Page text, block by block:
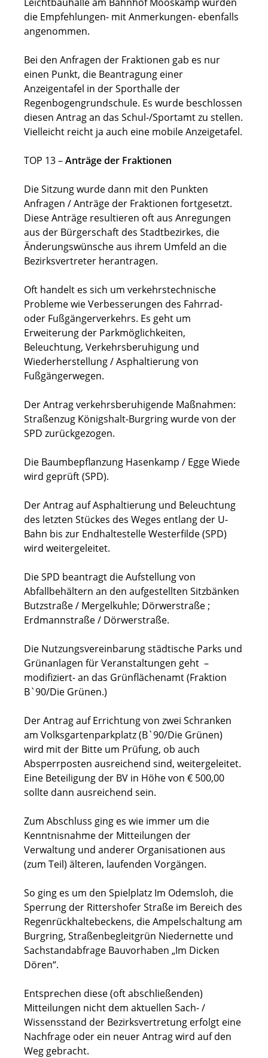
die Empfehlungen- mit Anmerkungen- ebenfalls
angenommen.
Bei den Anfragen der Fraktionen gab es nur
einen Punkt, die Beantragung einer
Anzeigentafel in der Sporthalle der
Regenbogengrundschule. Es wurde beschlossen
diesen Antrag an das Schul-/Sportamt zu stellen.
Vielleicht reicht ja auch eine mobile Anzeigetafel.
TOP 13 –Anträge der Fraktionen
Die Sitzung wurde dann mit den Punkten
Anfragen / Anträge der Fraktionen fortgesetzt.
Diese Anträge resultieren oft aus Anregungen
aus der Bürgerschaft des Stadtbezirkes, die
Änderungswünsche aus ihrem Umfeld an die
Bezirksvertreter herantragen.
Oft handelt es sich um verkehrstechnische
Probleme wie Verbesserungen des Fahrrad-
oder Fußgängerverkehrs. Es geht um
Erweiterung der Parkmöglichkeiten,
Beleuchtung, Verkehrsberuhigung und
Wiederherstellung / Asphaltierung von
Fußgängerwegen.
Der Antrag verkehrsberuhigende Maßnahmen:
Straßenzug Königshalt-Burgring wurde von der
SPD zurückgezogen.
Die Baumbepflanzung Hasenkamp / Egge Wiede
wird geprüft (SPD).
Der Antrag auf Asphaltierung und Beleuchtung
des letzten Stückes des Weges entlang der U-
Bahn bis zur Endhaltestelle Westerfilde (SPD)
wird weitergeleitet.
Die SPD beantragt die Aufstellung von
Abfallbehältern an den aufgestellten Sitzbänken
Butzstraße / Mergelkuhle; Dörwerstraße ;
Erdmannstraße / Dörwerstraße.
Die Nutzungsvereinbarung städtische Parks und
Grünanlagen für Veranstaltungen geht –
modifiziert- an das Grünflächenamt (Fraktion
B`90/Die Grünen.)
Der Antrag auf Errichtung von zwei Schranken
am Volksgartenparkplatz (B`90/Die Grünen)
wird mit der Bitte um Prüfung, ob auch
Absperrposten ausreichend sind, weitergeleitet.
Eine Beteiligung der BV in Höhe von € 500,00
sollte dann ausreichend sein.
Zum Abschluss ging es wie immer um die
Kenntnisnahme der Mitteilungen der
Verwaltung und anderer Organisationen aus
(zum Teil) älteren, laufenden Vorgängen.
So ging es um den Spielplatz Im Odemsloh, die
Sperrung der Rittershofer Straße im Bereich des
Regenrückhaltebeckens, die Ampelschaltung am
Burgring, Straßenbegleitgrün Niedernette und
Sachstandabfrage Bauvorhaben „Im Dicken
Dören“.
Entsprechen diese (oft abschließenden)
Mitteilungen nicht dem aktuellen Sach- /
Wissensstand der Bezirksvertretung erfolgt eine
Nachfrage oder ein neuer Antrag wird auf den
Weg gebracht.